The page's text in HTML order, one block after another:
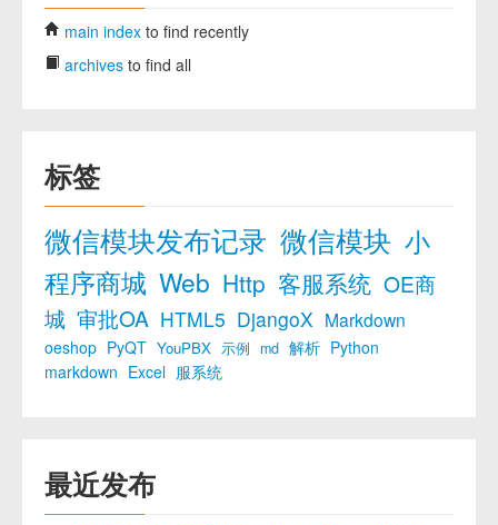
main index to find recently
archives to find all
标签
微信模块发布记录 微信模块 小
程序商城 Web Http 客服系统 OE商
城 审批OA HTML5 DjangoX Markdown
oeshop PyQT YouPBX 示例 md 解析 Python
markdown Excel 服系统
最近发布